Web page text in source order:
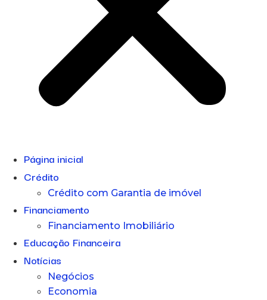
Página inicial
Crédito
Crédito com Garantia de imóvel
Financiamento
Financiamento Imobiliário
Educação Financeira
Notícias
Negócios
Economia